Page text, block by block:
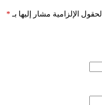
الحقول الإلزامية مشار إليها بـ *